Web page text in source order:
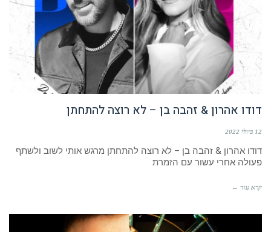
דודו אהרון & זהבה בן – לא רוצה להתחתן
12 ביולי 2022
דודו אהרון & זהבה בן – לא רוצה להתחתן מרגש אותי לשוב ולשתף
פעולה אחרי עשור עם הזמרת
קרא עוד ←